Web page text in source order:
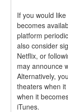
If you would
becomes
platform
also consider
Netflix, or
may announce
Alternatively,
theaters when
when it
iTunes.